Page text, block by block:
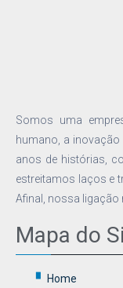
Somos uma
humano, a
anos de histórias,
estreitamos laços e
Afinal, nossa ligação
Mapa do
Home